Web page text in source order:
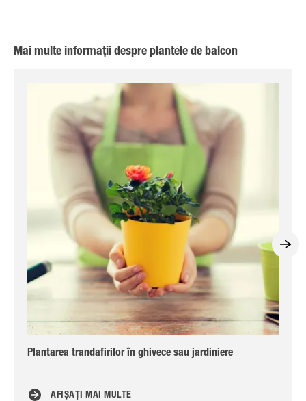
Mai multe informații despre plantele de balcon
Plantarea trandafirilor în ghivece sau jardiniere
AFIȘAȚI MAI MULTE